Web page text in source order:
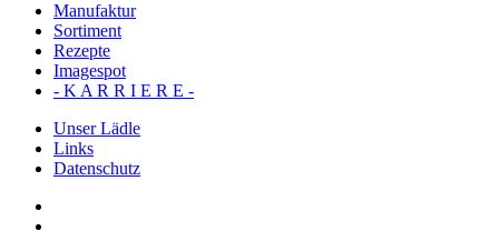
Manufaktur
Sortiment
Rezepte
Imagespot
- K A R R I E R E -
Unser Lädle
Links
Datenschutz